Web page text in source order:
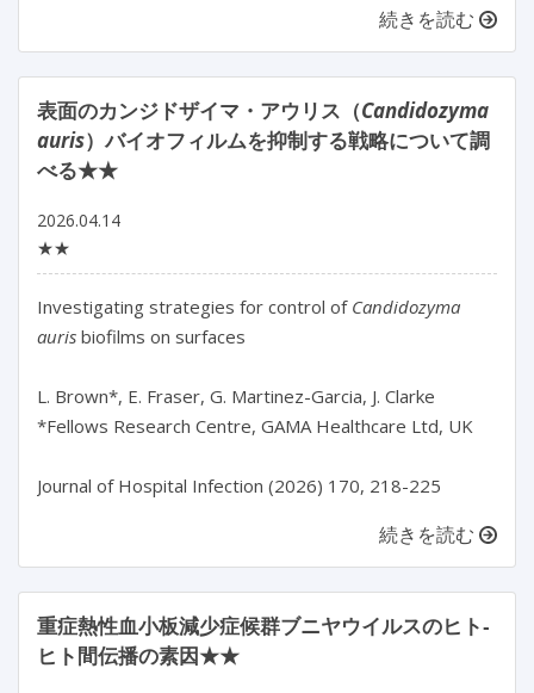
続きを読む
表面のカンジドザイマ・アウリス（Candidozyma
auris）バイオフィルムを抑制する戦略について調
べる★★
2026.04.14
★★
Investigating strategies for control of Candidozyma
auris biofilms on surfaces
L. Brown*, E. Fraser, G. Martinez-Garcia, J. Clarke
*Fellows Research Centre, GAMA Healthcare Ltd, UK
続きを読む
重症熱性血小板減少症候群ブニヤウイルスのヒト‐
ヒト間伝播の素因★★